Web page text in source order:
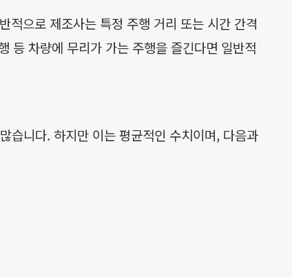
적으로 제조사는 특정 주행 거리 또는 시간 간격
등 차량에 무리가 가는 주행을 즐긴다면 일반적
습니다. 하지만 이는 평균적인 수치이며, 다음과